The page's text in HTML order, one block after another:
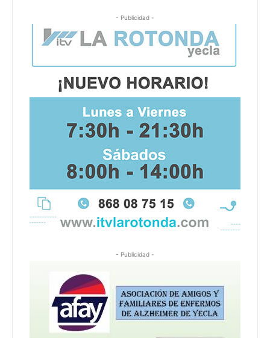
- Publicidad -
- Publicidad -